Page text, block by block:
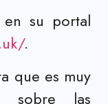
su portal
.
que es muy
sobre las